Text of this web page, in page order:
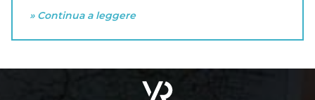
» Continua a leggere